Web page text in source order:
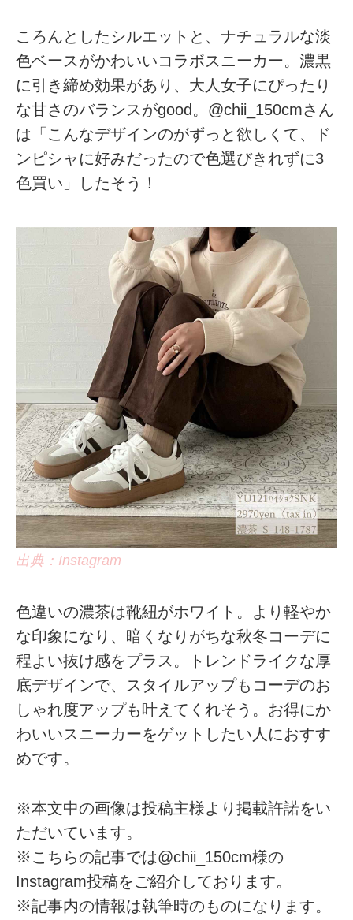
ころんとしたシルエットと、ナチュラルな淡
色ベースがかわいいコラボスニーカー。濃黒
に引き締め効果があり、大人女子にぴったり
な甘さのバランスがgood。@chii_150cmさん
は「こんなデザインのがずっと欲しくて、ド
ンピシャに好みだったので色選びきれずに3
色買い」したそう！
出典：Instagram
色違いの濃茶は靴紐がホワイト。より軽やか
な印象になり、暗くなりがちな秋冬コーデに
程よい抜け感をプラス。トレンドライクな厚
底デザインで、スタイルアップもコーデのお
しゃれ度アップも叶えてくれそう。お得にか
わいいスニーカーをゲットしたい人におすす
めです。
※本文中の画像は投稿主様より掲載許諾をい
ただいています。
※こちらの記事では@chii_150cm様の
Instagram投稿をご紹介しております。
※記事内の情報は執筆時のものになります。